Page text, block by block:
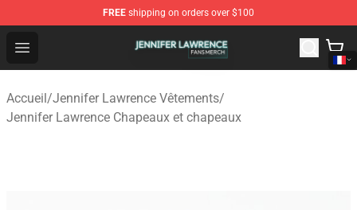
FREE shipping on orders over $100
Open menu
Jennifer Lawrence Shop - Official Jennifer Lawrence
Accueil/Jennifer Lawrence Vêtements/
Jennifer Lawrence Chapeaux et chapeaux